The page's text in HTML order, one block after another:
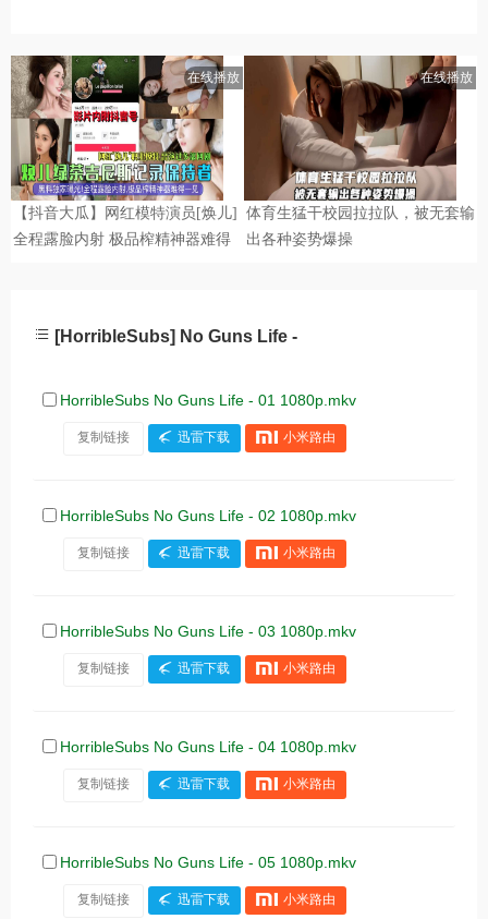
[HorribleSubs] No Guns Life -
HorribleSubs No Guns Life - 01 1080p.mkv
复制链接 迅雷下载 小米路由
HorribleSubs No Guns Life - 02 1080p.mkv
复制链接 迅雷下载 小米路由
HorribleSubs No Guns Life - 03 1080p.mkv
复制链接 迅雷下载 小米路由
HorribleSubs No Guns Life - 04 1080p.mkv
复制链接 迅雷下载 小米路由
HorribleSubs No Guns Life - 05 1080p.mkv
复制链接 迅雷下载 小米路由